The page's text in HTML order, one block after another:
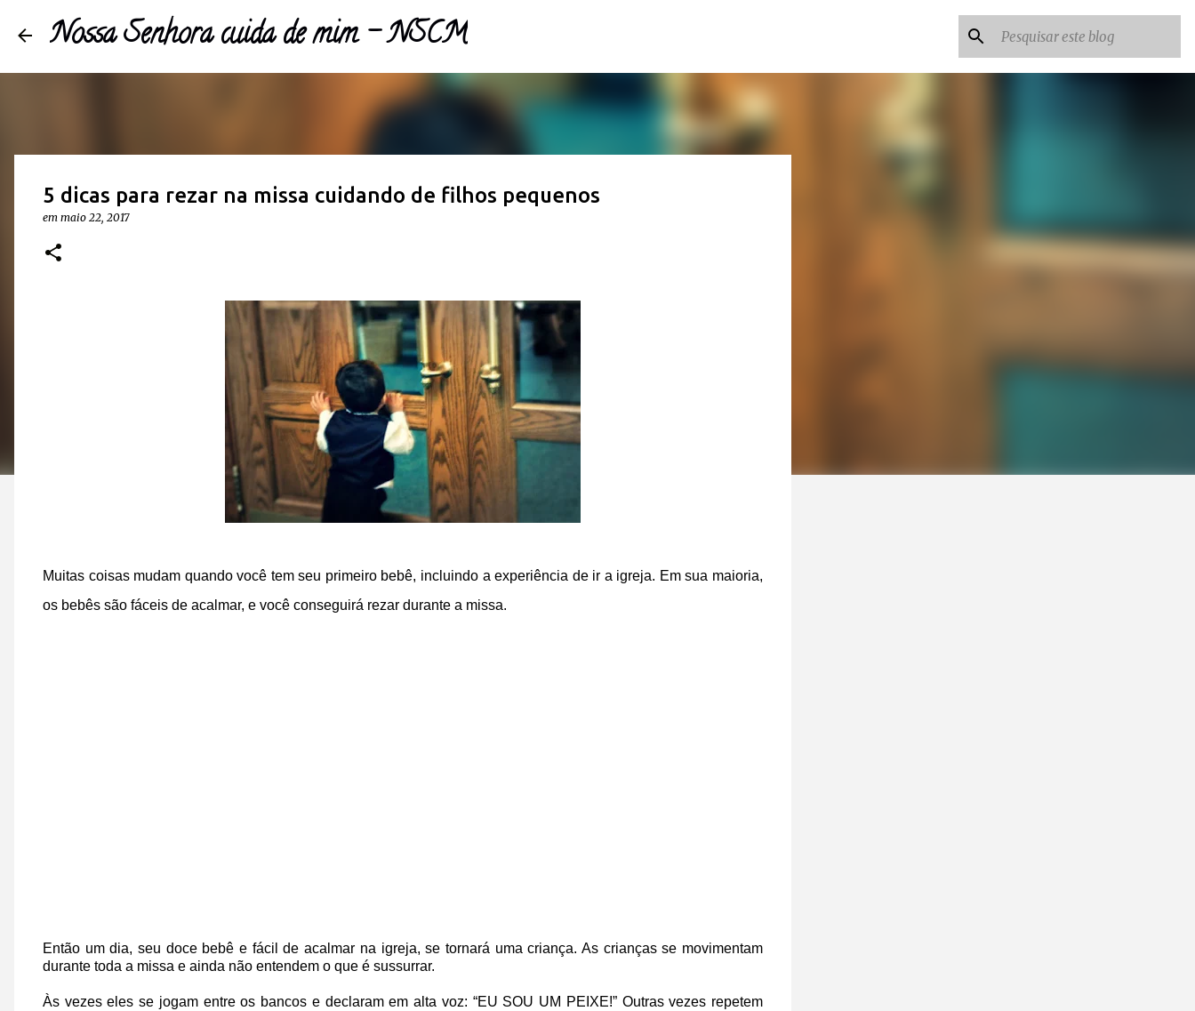
Nossa Senhora cuida de mim - NSCM
5 dicas para rezar na missa cuidando de filhos pequenos
em maio 22, 2017
Muitas coisas mudam quando você tem seu primeiro bebê, incluindo a experiência de ir a igreja. Em sua maioria,
os bebês são fáceis de acalmar, e você conseguirá rezar durante a missa.
Então um dia, seu doce bebê e fácil de acalmar na igreja, se tornará uma criança. As crianças se movimentam
durante toda a missa e ainda não entendem o que é sussurrar.
Às vezes eles se jogam entre os bancos e declaram em alta voz: “EU SOU UM PEIXE!” Outras vezes repetem